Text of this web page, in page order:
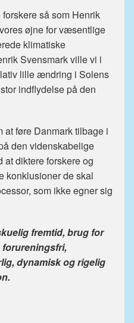
så som Henrik
øjne for væsentlige
klimatiske
Svensmark ville vi i
lille ændring i Solens
indflydelse på den
at føre Danmark tilbage i
den videnskabelige
diktere forskere og
konklusioner de skal
som ikke egner sig
fremtid, brug for
dynamisk og rigelig